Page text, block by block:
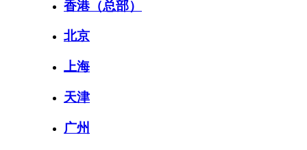
香港（总部）
北京
上海
天津
广州